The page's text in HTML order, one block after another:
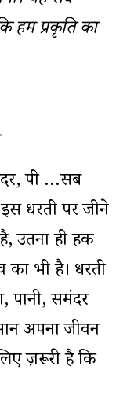
हम प्रकृति का
पक्षी …सब
धरती पर जीने
उतना ही हक
का भी है। धरती
पानी, समंदर
अपना जीवन
ज़रूरी है कि